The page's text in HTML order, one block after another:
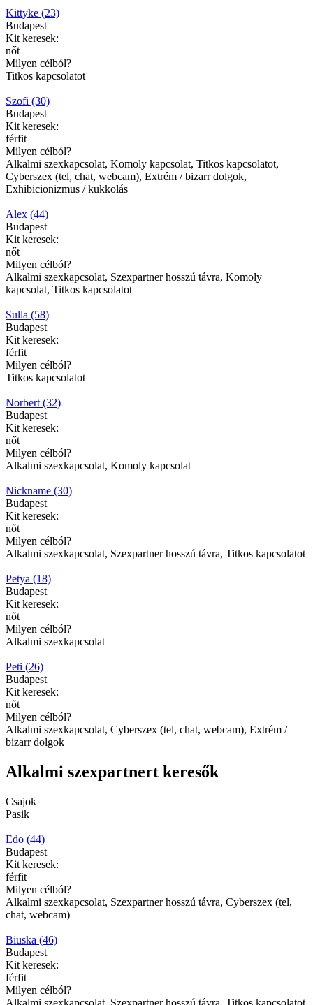
Kittyke (23)
Budapest
Kit keresek:
nőt
Milyen célból?
Titkos kapcsolatot
Szofi (30)
Budapest
Kit keresek:
férfit
Milyen célból?
Alkalmi szexkapcsolat, Komoly kapcsolat, Titkos kapcsolatot,
Cyberszex (tel, chat, webcam), Extrém / bizarr dolgok,
Exhibicionizmus / kukkolás
Alex (44)
Budapest
Kit keresek:
nőt
Milyen célból?
Alkalmi szexkapcsolat, Szexpartner hosszú távra, Komoly
kapcsolat, Titkos kapcsolatot
Sulla (58)
Budapest
Kit keresek:
férfit
Milyen célból?
Titkos kapcsolatot
Norbert (32)
Budapest
Kit keresek:
nőt
Milyen célból?
Alkalmi szexkapcsolat, Komoly kapcsolat
Nickname (30)
Budapest
Kit keresek:
nőt
Milyen célból?
Alkalmi szexkapcsolat, Szexpartner hosszú távra, Titkos kapcsolatot
Petya (18)
Budapest
Kit keresek:
nőt
Milyen célból?
Alkalmi szexkapcsolat
Peti (26)
Budapest
Kit keresek:
nőt
Milyen célból?
Alkalmi szexkapcsolat, Cyberszex (tel, chat, webcam), Extrém /
bizarr dolgok
Alkalmi szexpartnert keresők
Csajok
Pasik
Edo (44)
Budapest
Kit keresek:
férfit
Milyen célból?
Alkalmi szexkapcsolat, Szexpartner hosszú távra, Cyberszex (tel,
chat, webcam)
Biuska (46)
Budapest
Kit keresek:
férfit
Milyen célból?
Alkalmi szexkapcsolat, Szexpartner hosszú távra, Titkos kapcsolatot